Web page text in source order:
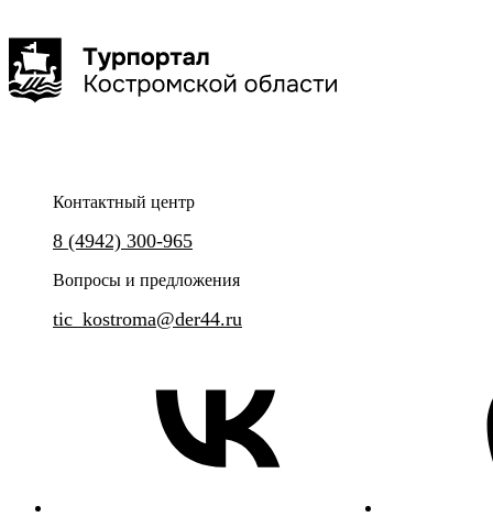
и квесты, а также мастер-классы в компании
Контактный центр
8 (4942) 300-965
Вопросы и предложения
tic_kostroma@der44.ru